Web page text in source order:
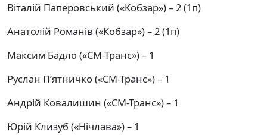
Віталій Паперовський («Кобзар») – 2 (1п)
Анатолій Романів («Кобзар») – 2 (1п)
Максим Бадло («СМ-Транс») – 1
Руслан П’ятничко («СМ-Транс») – 1
Андрій Ковалишин («СМ-Транс») – 1
Юрій Клизуб («Нічлава») – 1